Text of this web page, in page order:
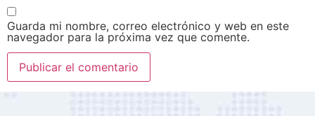
Guarda mi nombre, correo electrónico y web en este
navegador para la próxima vez que comente.